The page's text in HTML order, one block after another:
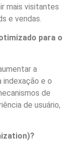
mais visitantes
e vendas.
para o
a
indexação e o
de
de usuário,